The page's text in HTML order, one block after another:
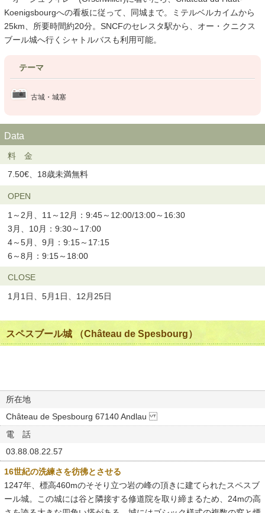
Koenigsbourgへの看板に従って、同城まで。ミテルベルカイムから
25km、所要時間約20分。SNCFのセレスタ駅から、オー・クニクス
ブール城へ行くシャトルバスも利用可能。
テーマ
古城・城塞
Data
料 金
7.50€、18歳未満無料
OPEN
1～2月、11～12月：9:45～12:00/13:00～16:30
3月、10月：9:30～17:00
4～5月、9月：9:15～17:15
6～8月：9:15～18:00
CLOSE
1月1日、5月1日、12月25日
スペスブール城 （Château de Spesbourg）
所在地
Château de Spesbourg 67140 Andlau
電 話
03.88.08.22.57
16世紀の洗練さを彷彿とさせる
1247年、標高460mのそそり立つ岩の峰の頂きに建てられたスペスブ
ール城。この城には谷と隣接する修道院を取り締まるため、24mの高